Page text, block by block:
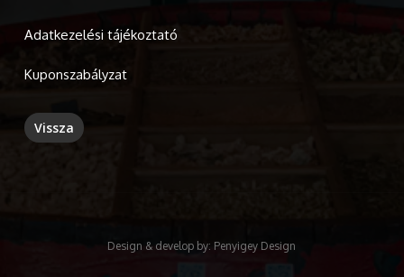
Adatkezelési tájékoztató
Kuponszabályzat
Design & develop by: Penyigey Design